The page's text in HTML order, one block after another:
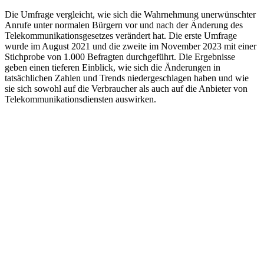
Die Umfrage vergleicht, wie sich die Wahrnehmung unerwünschter
Anrufe unter normalen Bürgern vor und nach der Änderung des
Telekommunikationsgesetzes verändert hat. Die erste Umfrage
wurde im August 2021 und die zweite im November 2023 mit einer
Stichprobe von 1.000 Befragten durchgeführt. Die Ergebnisse
geben einen tieferen Einblick, wie sich die Änderungen in
tatsächlichen Zahlen und Trends niedergeschlagen haben und wie
sie sich sowohl auf die Verbraucher als auch auf die Anbieter von
Telekommunikationsdiensten auswirken.